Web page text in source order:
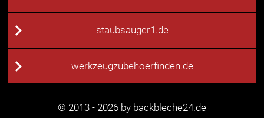
staubsauger1.de
werkzeugzubehoerfinden.de
© 2013 - 2026 by backbleche24.de